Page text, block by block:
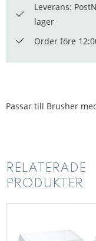
Leverans:
lager
Order före
Passar till Brusher
RELATERADE
PRODUKTER